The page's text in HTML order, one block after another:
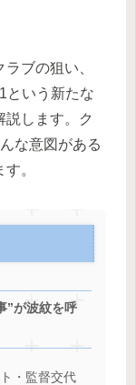
ブの狙い、
という新たな
説します。ク
な意図がある
。
”が波紋を呼
・監督交代